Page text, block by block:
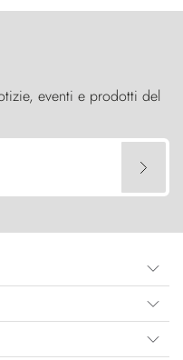
eventi e prodotti del